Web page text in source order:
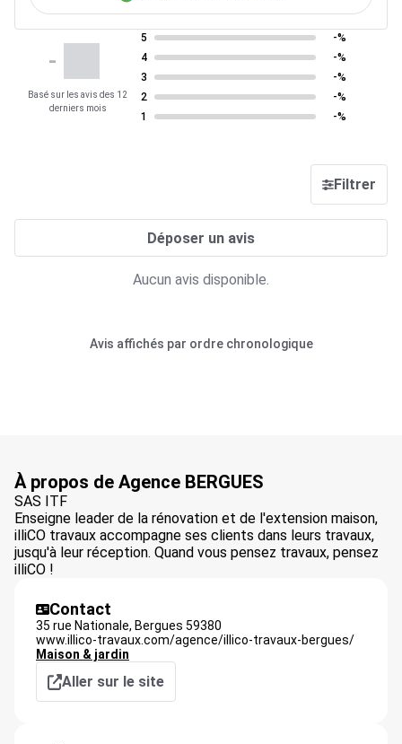
-
Basé sur les avis des 12
derniers mois
5
-%
4
-%
3
-%
2
-%
1
-%
Filtrer
Déposer un avis
Aucun avis disponible.
Avis affichés par ordre chronologique
À propos de Agence BERGUES
SAS ITF
Enseigne leader de la rénovation et de l'extension maison,
illiCO travaux accompagne ses clients dans leurs travaux,
jusqu'à leur réception. Quand vous pensez travaux, pensez
illiCO !
Contact
35 rue Nationale, Bergues 59380
www.illico-travaux.com/agence/illico-travaux-bergues/
Maison & jardin
Aller sur le site